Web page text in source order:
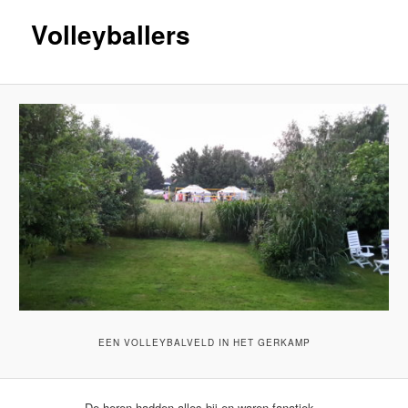
Volleyballers
EEN VOLLEYBALVELD IN HET GERKAMP